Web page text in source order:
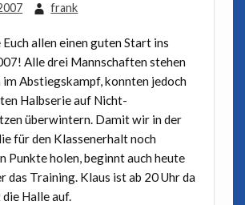
frank
Euch allen einen guten Start ins
Alle drei Mannschaften stehen
Abstiegskampf, konnten jedoch
Halbserie auf Nicht-
überwintern. Damit wir in der
für den Klassenerhalt noch
Punkte holen, beginnt auch heute
das Training. Klaus ist ab 20 Uhr da
Halle auf.